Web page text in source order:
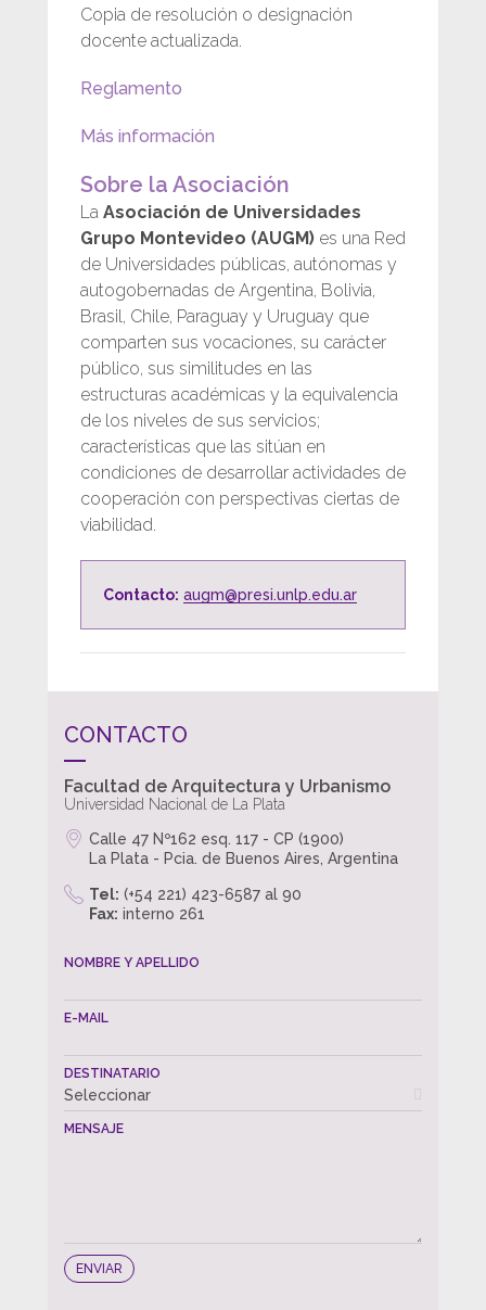
Copia de resolución o designación
docente actualizada.
Reglamento
Más información
Sobre la Asociación
La Asociación de Universidades
Grupo Montevideo (AUGM) es una Red
de Universidades públicas, autónomas y
autogobernadas de Argentina, Bolivia,
Brasil, Chile, Paraguay y Uruguay que
comparten sus vocaciones, su carácter
público, sus similitudes en las
estructuras académicas y la equivalencia
de los niveles de sus servicios;
características que las sitúan en
condiciones de desarrollar actividades de
cooperación con perspectivas ciertas de
viabilidad.
Contacto: augm@presi.unlp.edu.ar
CONTACTO
Facultad de Arquitectura y Urbanismo
Universidad Nacional de La Plata
Calle 47 Nº162 esq. 117 - CP (1900)
La Plata - Pcia. de Buenos Aires, Argentina
Tel: (+54 221) 423-6587 al 90
Fax: interno 261
NOMBRE Y APELLIDO
E-MAIL
DESTINATARIO
Seleccionar
MENSAJE